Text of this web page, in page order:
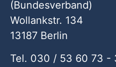
(Bundesverband)
Wollankstr. 134
13187 Berlin
Tel. 030 / 53 60 73 -